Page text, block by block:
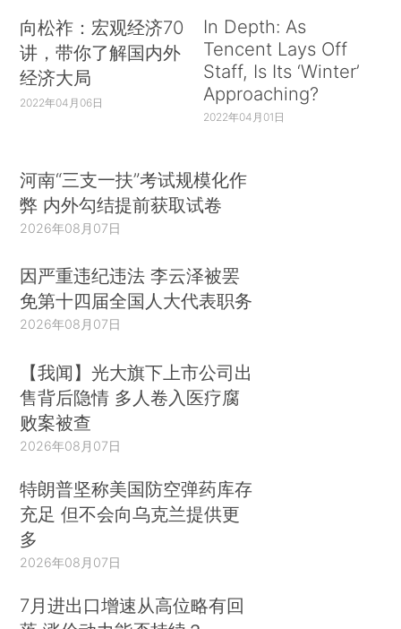
向松祚：宏观经济70
讲，带你了解国内外
经济大局
2022年04月06日
In Depth: As
Tencent Lays Off
Staff, Is Its ‘Winter’
Approaching?
2022年04月01日
河南“三支一扶”考试规模化作
弊 内外勾结提前获取试卷
2026年08月07日
因严重违纪违法 李云泽被罢
免第十四届全国人大代表职务
2026年08月07日
【我闻】光大旗下上市公司出
售背后隐情 多人卷入医疗腐
败案被查
2026年08月07日
特朗普坚称美国防空弹药库存
充足 但不会向乌克兰提供更
多
2026年08月07日
7月进出口增速从高位略有回